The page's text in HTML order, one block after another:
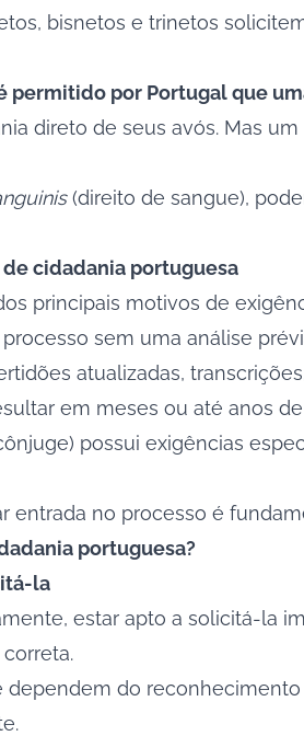
bisnetos e trinetos
permitido por Portugal que
direto de seus avós. Mas
(direito de sangue),
cidadania portuguesa
principais motivos de
sem uma análise
atualizadas,
em meses ou até anos
possui exigências
no processo é
portuguesa?
la
estar apto a solicitá-la
do